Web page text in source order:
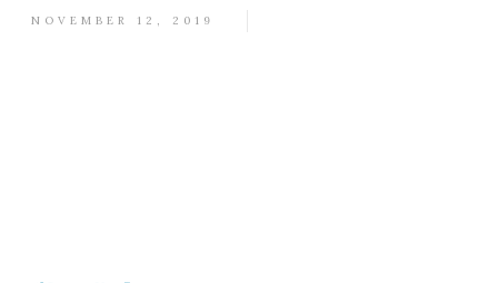
NOVEMBER 12, 2019